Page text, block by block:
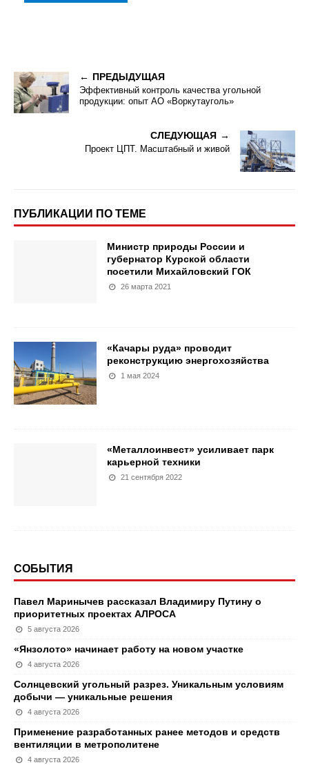
ПРЕДЫДУЩАЯ
Эффективный контроль качества угольной
продукции: опыт АО «Воркутауголь»
СЛЕДУЮЩАЯ
Проект ЦПТ. Масштабный и живой
ПУБЛИКАЦИИ ПО ТЕМЕ
Министр природы России и
губернатор Курской области
посетили Михайловский ГОК
26 марта 2021
«Качары руда» проводит
реконструкцию энергохозяйства
1 мая 2024
«Металлоинвест» усиливает парк
карьерной техники
21 сентября 2022
СОБЫТИЯ
Павел Маринычев рассказал Владимиру Путину о
приоритетных проектах АЛРОСА
5 августа 2026
«Янзолото» начинает работу на новом участке
4 августа 2026
Солнцевский угольный разрез. Уникальным условиям
добычи — уникальные решения
4 августа 2026
Применение разработанных ранее методов и средств
вентиляции в метрополитене
4 августа 2026